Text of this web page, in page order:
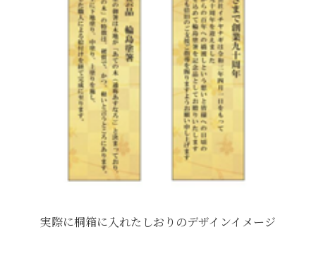
実際に桐箱に入れたしおりのデザインイメージ